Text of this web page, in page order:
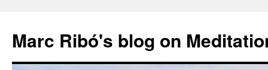
Marc Ribó's blog on